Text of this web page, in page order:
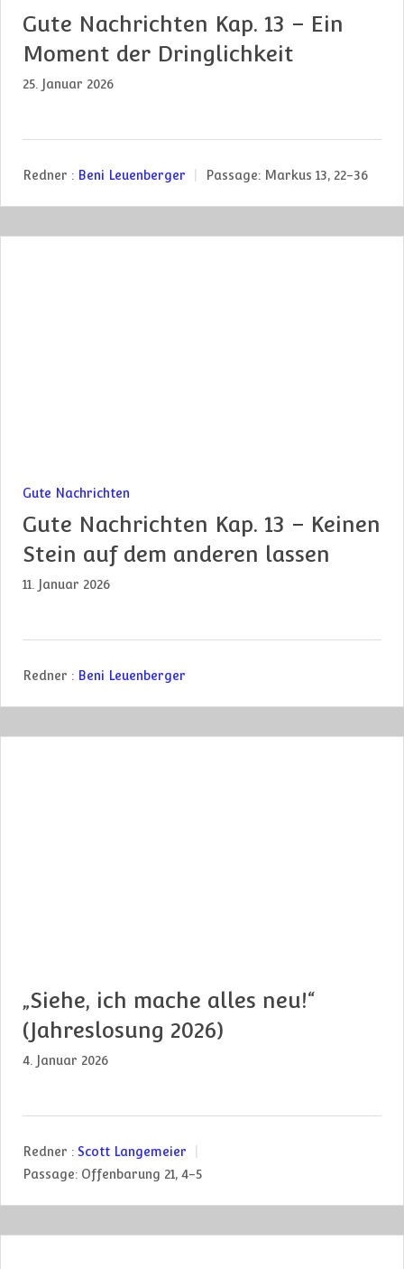
Gute Nachrichten Kap. 13 – Ein
Moment der Dringlichkeit
25. Januar 2026
Redner : Beni Leuenberger Passage: Markus 13, 22-36
Gute Nachrichten
Gute Nachrichten Kap. 13 – Keinen
Stein auf dem anderen lassen
11. Januar 2026
Redner : Beni Leuenberger
„Siehe, ich mache alles neu!“
(Jahreslosung 2026)
4. Januar 2026
Redner : Scott Langemeier
Passage: Offenbarung 21, 4-5